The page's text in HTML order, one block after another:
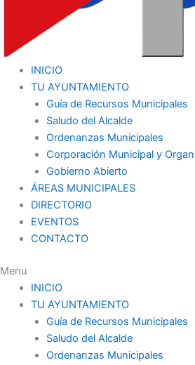
INICIO
TU AYUNTAMIENTO
Guía de Recursos Municipales
Saludo del Alcalde
Ordenanzas Municipales
Corporación Municipal y
Gobierno Abierto
ÁREAS MUNICIPALES
DIRECTORIO
EVENTOS
CONTACTO
Menu
INICIO
TU AYUNTAMIENTO
Guía de Recursos Municipales
Saludo del Alcalde
Ordenanzas Municipales